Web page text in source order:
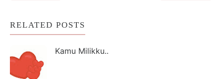
RELATED POSTS
Kamu Milikku..